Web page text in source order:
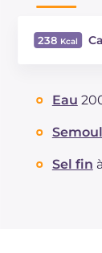
238
Dont
Protéine
dont
Eau
Sel fin